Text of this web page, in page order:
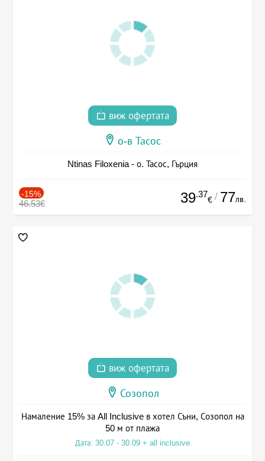
виж офертата
о-в Тасос
Ntinas Filoxenia - о. Тасос, Гърция
-15%
46.53€ 39.37
€ / 77лв.
виж офертата
Созопол
Намаление 15% за All Inclusive в хотел Съни, Созопол на
50 м от плажа
Дата: 30.07 - 30.09 + all inclusive